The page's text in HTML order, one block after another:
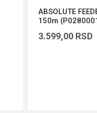
ABSOLUTE
150m
3.599,00 RSD